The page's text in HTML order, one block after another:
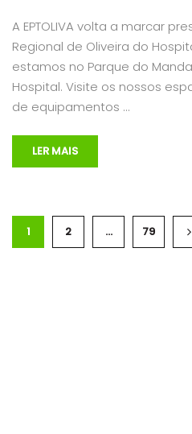
A EPTOLIVA volta a marcar
Regional de Oliveira do
estamos no Parque do
Hospital. Visite os nossos
de equipamentos …
LER MAIS
1 2 … 79